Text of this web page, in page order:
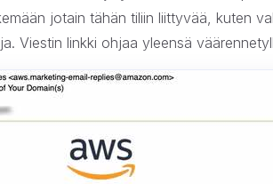
jotain tähän tiliin liittyvää, kuten
Viestin linkki ohjaa yleensä